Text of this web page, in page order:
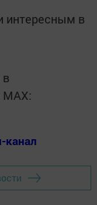
интересным в
MАХ:
канал